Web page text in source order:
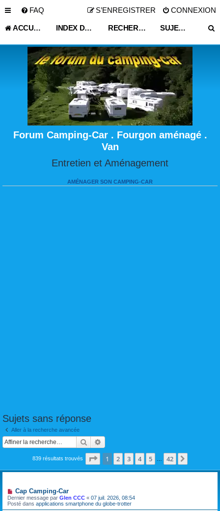
FAQ CONNEXION
S’ENREGISTRER
ACCUEIL INDEX DU FORUM RECHERCHER SUJETS SANS RÉPONSE
Forum Camping-Car . Fourgon aménagé .
Van
Entretien et Aménagement
AMÉNAGER SON CAMPING-CAR
Sujets sans réponse
Aller à la recherche avancée
Rechercher
839 résultats trouvés Page 1sur42
1 2 3 4 5 42
N
o
u
v
Cap Camping-Car
Dernier message par Glen CCC « 07 juil. 2026, 08:54
Posté dans applications smartphone du globe-trotter